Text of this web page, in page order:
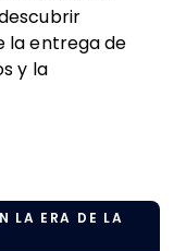
la entrega de
y la
LA ERA DE LA